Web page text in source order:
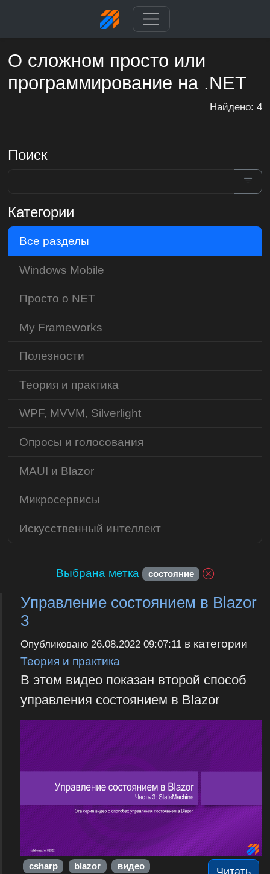
О сложном просто или
программирование на .NET
Найдено: 4
Выбрана метка состояние
Управление состоянием в Blazor
3
Опубликовано 26.08.2022 09:07:11в категории
Теория и практика
В этом видео показан второй способ
управления состоянием в Blazor
Читать
csharp blazor
видео
Поиск
Категории
Все разделы
Windows Mobile
Просто о NET
My Frameworks
Полезности
Теория и практика
WPF, MVVM, Silverlight
Опросы и голосования
MAUI и Blazor
Микросервисы
Искусственный интеллект